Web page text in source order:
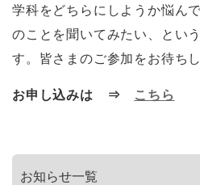
学科をどちらにしようか悩ん
のことを聞いてみたい、とい
す。皆さまのご参加をお待ち
お申し込みは ⇒ こちら
お知らせ一覧